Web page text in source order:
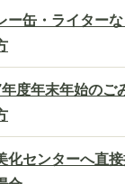
ー缶・ライター
度年末年始のご
化センターへ直